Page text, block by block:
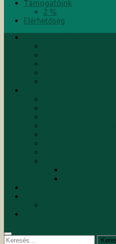
Támogatóink
2 %
Elérhetőség
Keresés: